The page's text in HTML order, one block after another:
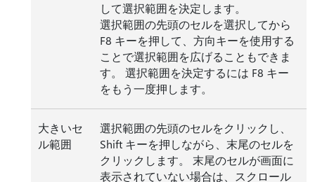
して選択範囲を決定します。
選択範囲の先頭のセルを選択してから
F8 キーを押して、方向キーを使用する
ことで選択範囲を広げることもできま
す。 選択範囲を決定するには F8 キー
をもう一度押します。
大きいセ
ル範囲
選択範囲の先頭のセルをクリックし、
Shift キーを押しながら、末尾のセルを
クリックします。 末尾のセルが画面に
表示されていない場合は、スクロール